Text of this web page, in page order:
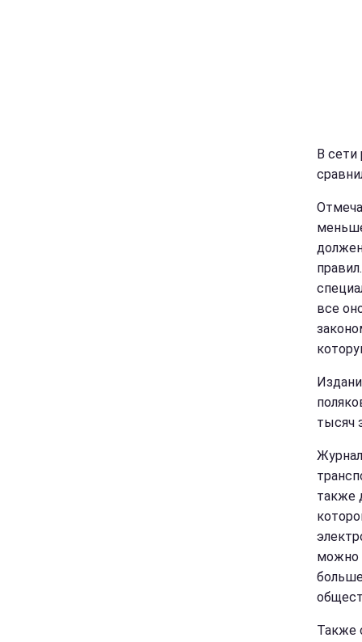
В
все
тысяч
также
можно
Также